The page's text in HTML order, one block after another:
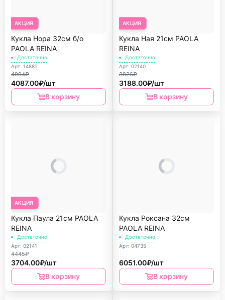
АКЦИЯ
Кукла Нора 32см б/о
PAOLA REINA
Достаточно
Арт: 14881
4904₽
4087.00₽/шт
В корзину
АКЦИЯ
Кукла Ная 21см PAOLA
REINА
Достаточно
Арт: 02140
3826₽
3188.00₽/шт
В корзину
АКЦИЯ
Кукла Паула 21см PAOLA
REINА
Достаточно
Арт: 02141
4445₽
3704.00₽/шт
В корзину
Кукла Роксана 32см
PAOLA REINА
Достаточно
Арт: 04735
6051.00₽/шт
В корзину